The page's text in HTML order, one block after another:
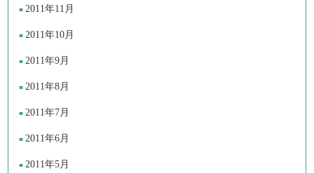
2011年11月
2011年10月
2011年9月
2011年8月
2011年7月
2011年6月
2011年5月